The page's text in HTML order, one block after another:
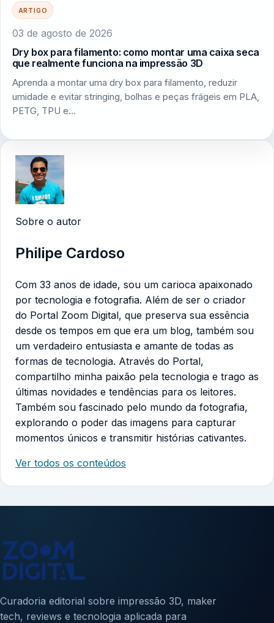
ARTIGO
03 de agosto de 2026
Dry box para filamento: como montar uma caixa seca
que realmente funciona na impressão 3D
Aprenda a montar uma dry box para filamento, reduzir
umidade e evitar stringing, bolhas e peças frágeis em PLA,
PETG, TPU e…
Sobre o autor
Philipe Cardoso
Com 33 anos de idade, sou um carioca apaixonado
por tecnologia e fotografia. Além de ser o criador
do Portal Zoom Digital, que preserva sua essência
desde os tempos em que era um blog, também sou
um verdadeiro entusiasta e amante de todas as
formas de tecnologia. Através do Portal,
compartilho minha paixão pela tecnologia e trago as
últimas novidades e tendências para os leitores.
Também sou fascinado pelo mundo da fotografia,
explorando o poder das imagens para capturar
momentos únicos e transmitir histórias cativantes.
Ver todos os conteúdos
Curadoria editorial sobre impressão 3D, maker
tech, reviews e tecnologia aplicada para